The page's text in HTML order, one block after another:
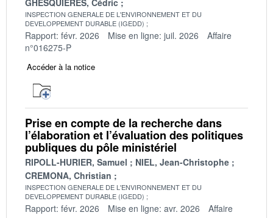
GHESQUIERES, Cédric
INSPECTION GENERALE DE L'ENVIRONNEMENT ET DU
DEVELOPPEMENT DURABLE (IGEDD)
Rapport: févr. 2026 Mise en ligne: juil. 2026
Affaire
n°016275-P
Accéder à la notice
Prise en compte de la recherche dans
l’élaboration et l’évaluation des politiques
publiques du pôle ministériel
RIPOLL-HURIER, Samuel
NIEL, Jean-Christophe
CREMONA, Christian
INSPECTION GENERALE DE L'ENVIRONNEMENT ET DU
DEVELOPPEMENT DURABLE (IGEDD)
Rapport: févr. 2026 Mise en ligne: avr. 2026
Affaire